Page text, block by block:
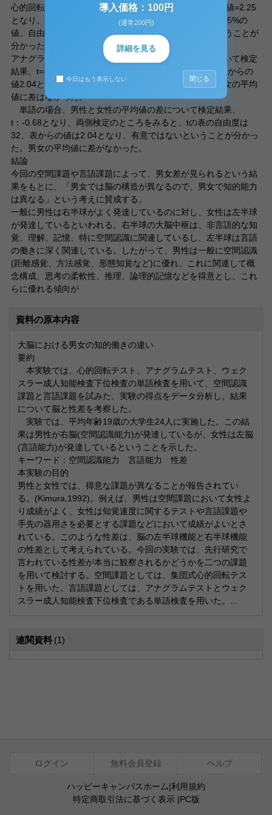
心的回転テスト男性と女性の平均差について検定結果、t値=2.25
となり、両側検定のところをみると、tの表の自由度32の5%の
値、自由度30で代用：2.04となり、平均値差があるということが
分かった。男女の成績には差があり、男の方がよかった。
アナグラムテストの場合、男性と女性の平均値の差について検定
結果、t=-1.26となり、両側検定のところをみると、tの表からの
値2.04となり、有意ではないということが分かった。男女の平均
値に差はなかった。
単語の場合、男性と女性の平均値の差について検定結果、
t：-0.68となり、両側検定のところをみると、tの表の自由度は
32、表からの値は2.04となり、有意ではないということが分かっ
た。男女の平均値に差がなかった。
結論
今回の空間課題や言語課題によって、男女差が見られるという結
果をもとに、「男女では脳の構造が異なるので、男女で知的能力
は異なる」という考えに賛成する。
一般に男性は右半球がよく発達しているのに対し、女性は左半球
が発達しているといわれる。右半球の大脳中枢は、非言語的な知
覚、理解、記憶、特に空間認識に関連しているし、左半球は言語
の働きに深く関連している。したがって、男性は一般に空間認識
(距離感覚、方法感覚、形態知覚など)に優れ、これに関連して概
念構成、思考の柔軟性、推理、論理的記憶などを得意とし、これ
らに優れる傾向が
資料の原本内容
大脳における男女の知的働きの違い
要約
本実験では、心的回転テスト、アナグラムテスト、ウェク
スラー成人知能検査下位検査の単語検査を用いて、空間認識
課題と言語課題を試みた。実験の得点をデータ分析し、結果
について脳と性差を考察した。
実験では、平均年齢19歳の大学生24人に実施した。この結
果は男性が右脳(空間認識能力)が発達しているが、女性は左脳
(言語能力)が発達しているということを示した。
キーワード：空間認識能力 言語能力 性差
本実験の目的
男性と女性では、得意な課題が異なることが報告されてい
る。(Kimura,1992)。例えば、男性は空間課題において女性よ
り成績がよく、女性は知覚速度に関するテストや言語課題や
手先の器用さを必要とする課題などにおいて成績がよいとさ
れている。このような性差は、脳の左半球機能と右半球機能
の性差として考えられている。今回の実験では、先行研究で
言われている性差が本当に観察されるかどうかを二つの課題
を用いて検討する。空間課題としては、集団式心的回転テス
トを用いた。言語課題としては、アナグラムテストとウェク
スラー成人知能検査下位検査である単語検査を用いた。...
連関資料 (1)
ログイン 無料会員登録 ヘルプ
ハッピーキャンパスホーム|利用規約
特定商取引法に基づく表示|PC版
導入価格：100円
(通常200円)
詳細を見る
今日はもう表示しない 閉じる